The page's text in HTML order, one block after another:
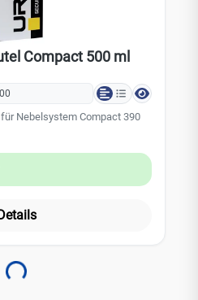
Compact 500 ml
Nebelsystem Compact 390
Loading...